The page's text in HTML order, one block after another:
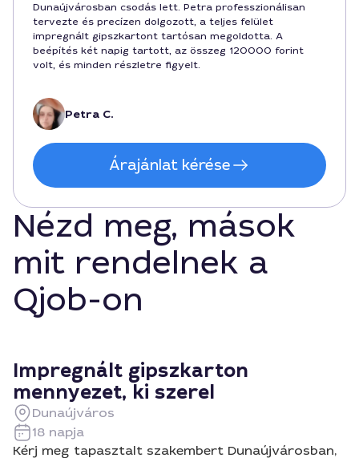
Dunaújvárosban csodás lett. Petra professzionálisan
tervezte és precízen dolgozott, a teljes felület
impregnált gipszkartont tartósan megoldotta. A
beépítés két napig tartott, az összeg 120000 forint
volt, és minden részletre figyelt.
Petra C.
Árajánlat kérése
Nézd meg, mások
mit rendelnek a
Qjob-on
Impregnált gipszkarton
mennyezet, ki szerel
Dunaújváros
18 napja
Kérj meg tapasztalt szakembert Dunaújvárosban,